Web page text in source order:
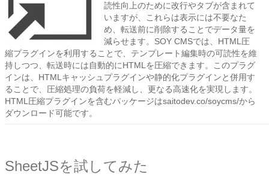
読性向上のために改行やタブが含まれて
いますが、これらは表示には不要なた
め、転送前に削除することでデータ量を
減らせます。SOY CMSでは、HTML圧
縮プラグインを利用することで、テンプレート編集時の可読性を維
持しつつ、転送時には自動的にHTMLを圧縮できます。このプラグ
インは、HTMLキャッシュプラグインや静的化プラグインと併用す
ることで、圧縮処理の負荷を軽減し、更なる高速化を実現します。
HTML圧縮プラグインを含むパッケージはsaitodev.co/soycms/から
ダウンロード可能です。
SheetJSを試してみた